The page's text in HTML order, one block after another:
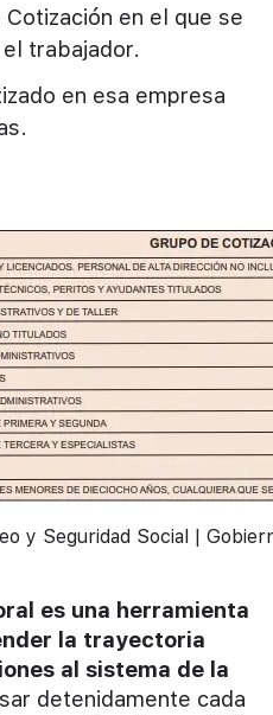
en el que se
trabajador.
en esa empresa
y Seguridad Social |
es una herramienta
la trayectoria
al sistema de la
detenidamente cada